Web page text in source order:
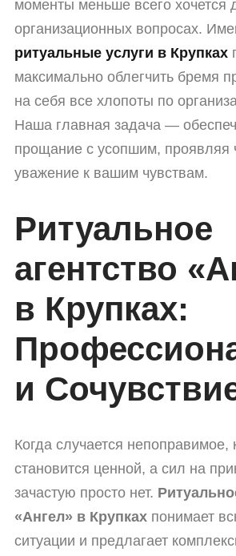
моменты меньше всего хочется
организационных вопросах.
ритуальные услуги в Крупках
максимально облегчить бремя
на себя все хлопоты по
Наша главная задача —
прощание с усопшим, проявляя
уважение к вашим чувствам.
Ритуальное
агентство
в Крупках:
и
Когда случается непоправимое,
становится ценной, а сил на
зачастую просто нет.
«Ангел» в Крупках понимает
ситуации и предлагает